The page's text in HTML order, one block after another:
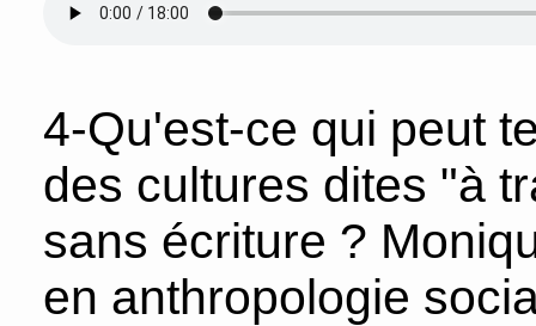
4-Qu'est-ce qui peut
des cultures dites "à
sans écriture ?
en anthropologie